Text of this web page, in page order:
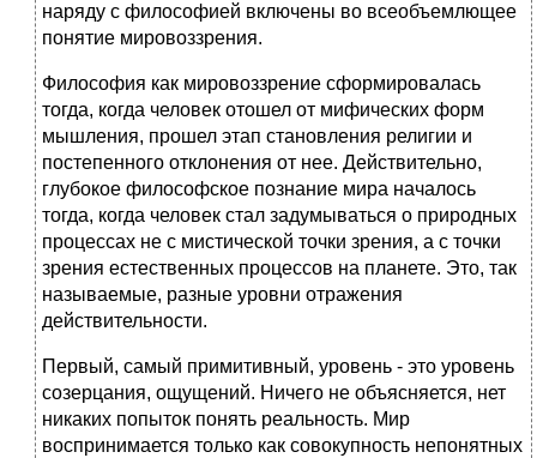
наряду с философией включены во всеобъемлющее
понятие мировоззрения.
Философия как мировоззрение сформировалась
тогда, когда человек отошел от мифических форм
мышления, прошел этап становления религии и
постепенного отклонения от нее. Действительно,
глубокое философское познание мира началось
тогда, когда человек стал задумываться о природных
процессах не с мистической точки зрения, а с точки
зрения естественных процессов на планете. Это, так
называемые, разные уровни отражения
действительности.
Первый, самый примитивный, уровень - это уровень
созерцания, ощущений. Ничего не объясняется, нет
никаких попыток понять реальность. Мир
воспринимается только как совокупность непонятных